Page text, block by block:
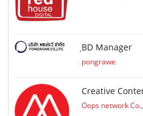
ฺBD Manager
pongrawe
Creative
Oops network